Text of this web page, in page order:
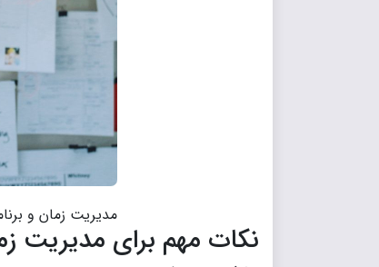
مدیریت زمان و
نکات مهم برای مدیریت